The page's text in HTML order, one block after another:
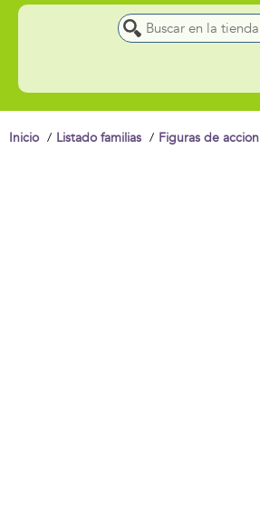
Inicio Listado familias Figuras de accion